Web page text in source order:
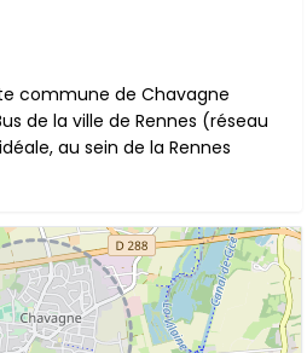
commune de Chavagne
de la ville de Rennes (réseau
au sein de la Rennes